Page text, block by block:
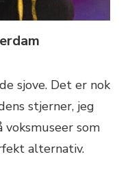
sjove. Det er nok
stjerner, jeg
som
alternativ.